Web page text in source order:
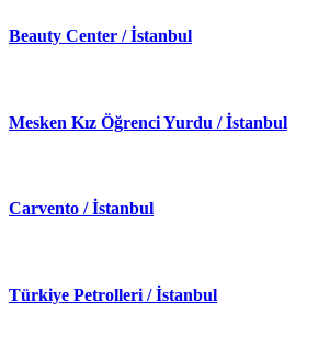
Beauty Center / İstanbul
Mesken Kız Öğrenci Yurdu / İstanbul
Carvento / İstanbul
Türkiye Petrolleri / İstanbul